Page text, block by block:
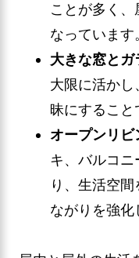
ことが多く
なっています
大きな窓とガ
大限に活か
昧にすること
オープンリビ
キ、バルコ
り、生活空
ながりを強化